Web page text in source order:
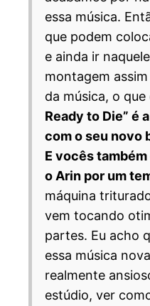
essa música.
que podem
e ainda ir
montagem
da música, o que
Ready to Die” é
com o seu novo
E vocês
o Arin por um
máquina
vem tocando
partes. Eu acho
essa música
realmente
estúdio, ver